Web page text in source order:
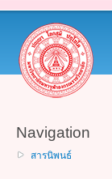
Navigation
สารนิพนธ์